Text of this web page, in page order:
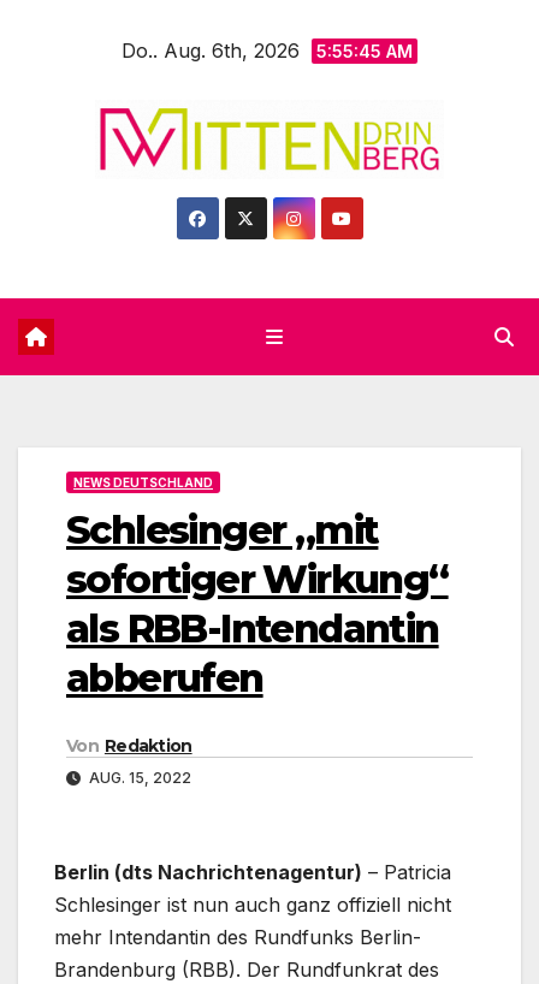
Do.. Aug. 6th, 2026 5:55:46 AM
NEWS DEUTSCHLAND
Schlesinger „mit
sofortiger Wirkung“
als RBB-Intendantin
abberufen
Von Redaktion
AUG. 15, 2022
Berlin (dts Nachrichtenagentur) – Patricia
Schlesinger ist nun auch ganz offiziell nicht
mehr Intendantin des Rundfunks Berlin-
Brandenburg (RBB). Der Rundfunkrat des